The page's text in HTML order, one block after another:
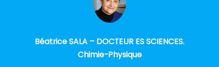
Béatrice SALA – DOCTEUR ES SCIENCES.
Chimie-Physique